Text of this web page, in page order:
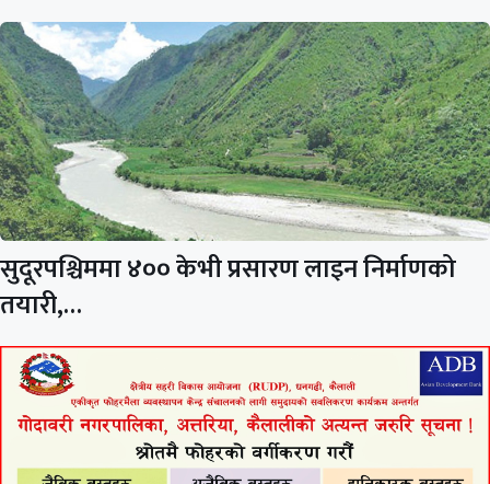
सुदूरपश्चिममा ४०० केभी प्रसारण लाइन निर्माणको
तयारी,…